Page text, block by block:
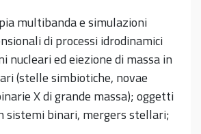
multibanda e simulazioni
di processi idrodinamici
nucleari ed eiezione di massa in
(stelle simbiotiche, novae
X di grande massa); oggetti
sistemi binari, mergers stellari;